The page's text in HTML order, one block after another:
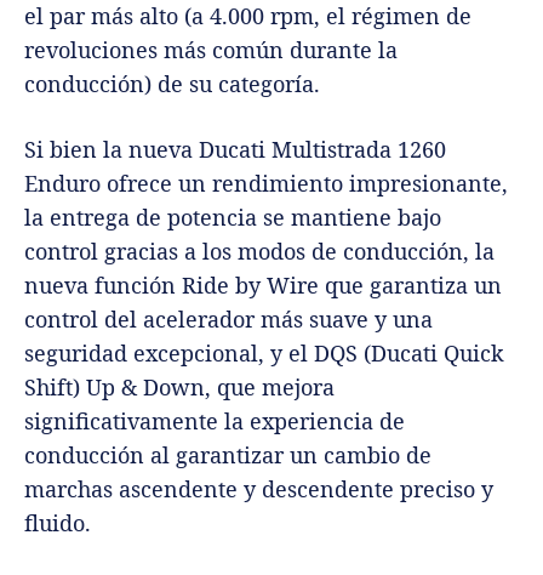
el par más alto (a 4.000 rpm, el régimen de
revoluciones más común durante la
conducción) de su categoría.
Si bien la nueva Ducati Multistrada 1260
Enduro ofrece un rendimiento impresionante,
la entrega de potencia se mantiene bajo
control gracias a los modos de conducción, la
nueva función Ride by Wire que garantiza un
control del acelerador más suave y una
seguridad excepcional, y el DQS (Ducati Quick
Shift) Up & Down, que mejora
significativamente la experiencia de
conducción al garantizar un cambio de
marchas ascendente y descendente preciso y
fluido.